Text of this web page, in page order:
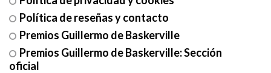
Política de reseñas y contacto
Premios Guillermo de Baskerville
Premios Guillermo de Baskerville: Sección
oficial